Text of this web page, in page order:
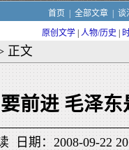
首页 全部文章| 谈
原创文学 人物/历史
正文
前进 毛泽
日期：2008-09-22